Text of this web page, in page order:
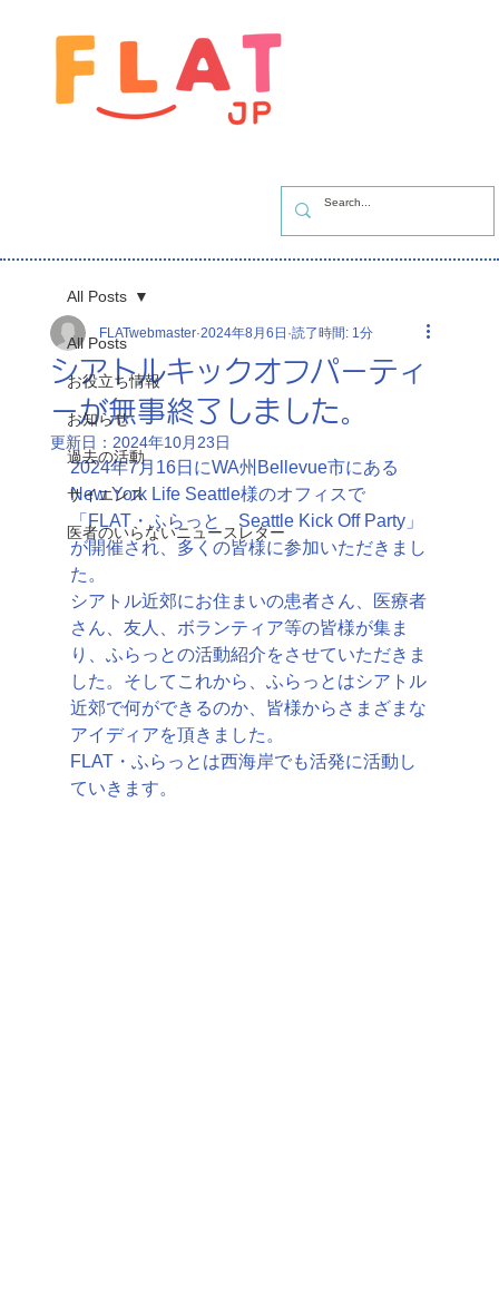
All Posts
お役立ち情報
お知らせ
過去の活動
サイエンス
医者のいらないニュースレター
All Posts
シアトルキックオフパーティ
ーが無事終了しました。
FLATwebmaster 2024年8月6日 読了時間: 1分
更新日： 2024年10月23日
2024年7月16日にWA州Bellevue市にある
New York Life Seattle様のオフィスで
「FLAT・ふらっと　Seattle Kick Off Party」
が開催され、多くの皆様に参加いただきまし
た。
シアトル近郊にお住まいの患者さん、医療者
さん、友人、ボランティア等の皆様が集ま
り、ふらっとの活動紹介をさせていただきま
した。そしてこれから、ふらっとはシアトル
近郊で何ができるのか、皆様からさまざまな
アイディアを頂きました。
FLAT・ふらっとは西海岸でも活発に活動し
ていきます。